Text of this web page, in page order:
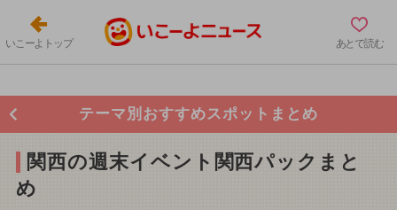
いこーよトップ あとで読む
テーマ別おすすめスポットまとめ
関西の週末イベント関西パックまと
め